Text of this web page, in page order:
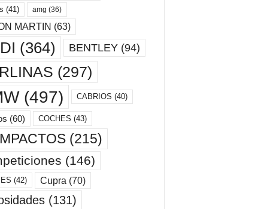
(41) amg (36)
MARTIN (63)
(364) BENTLEY(94)
(297)
(497) CABRIOS (40)
(60) COCHES (43)
(215)
(146)
(42) Cupra (70)
(131)